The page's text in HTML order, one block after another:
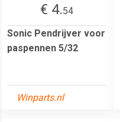
€ 4.54
Sonic Pendrijver voor
paspennen 5/32
Winparts.nl